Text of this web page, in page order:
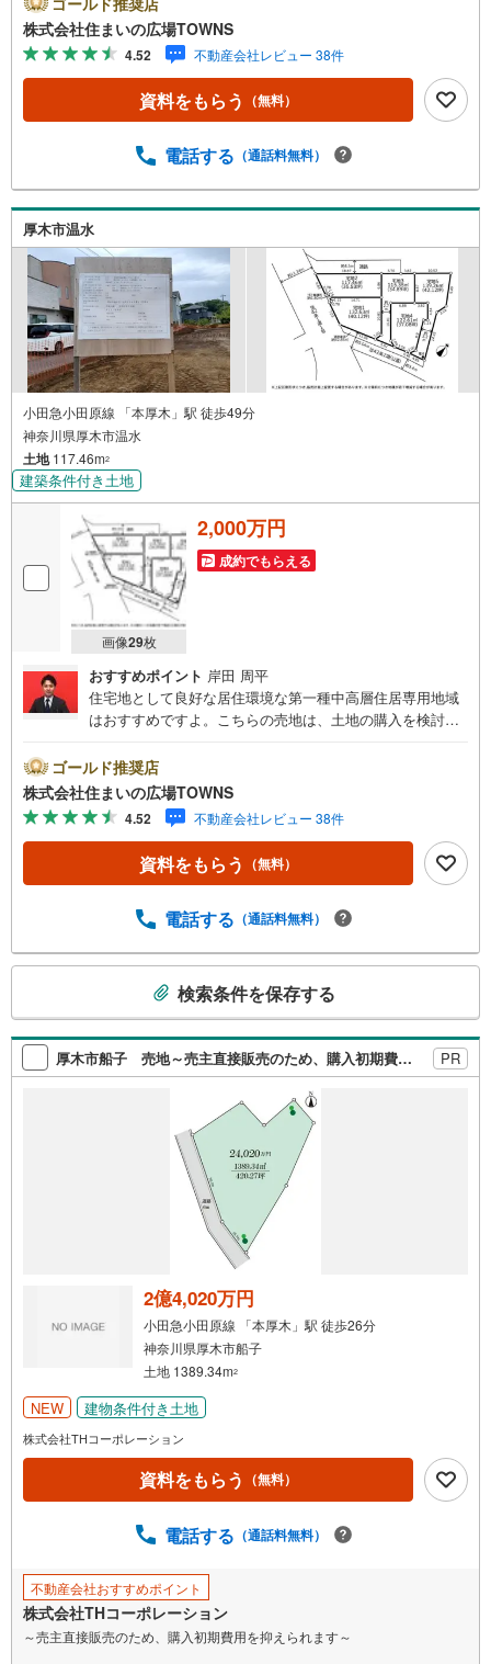
地域。【年中無休/9:00～21:00】人気物件は特にお問い合
わせが集中するため、お早めにお電話下さい。「室内・現
地を見学する」ボタンよりご予約頂くとご見学がスムーズ
です。■その他、各種ご相談も承っております。○住宅ロー
ンのご相談○ライフプランのシミュレーション■住まいの広
お客様に合った物件をご紹介させて頂きます！ /他社様掲載
さい♪駐車場もございますので、お車でのお越しも大歓迎
株式会社住まいの広場TOWNS
4.52 不動産会社レビュー 38件
資料をもらう （無料）
電話する （通話料無料）
厚木市温水
小田急小田原線 「本厚木」駅 徒歩49分
神奈川県厚木市温水
土地117.46m2
建築条件付き土地
画像29枚
2,000万円
成約でもらえる
おすすめポイント 岸田 周平
住宅地として良好な居住環境な第一種中高層住居専用地域
はおすすめですよ。こちらの売地は、土地の購入を検討さ
っと満足して頂ける住宅用地です。ぜひご覧ください。土
地面積は117.46平米（公簿）あります。【年中無休/9:00～
21:00】人気物件は特にお問い合わせが集中するため、お早
めにお電話下さい。「室内・現地を見学する」ボタンより
ご予約頂くとご見学がスムーズです。■その他、各種ご相談
も承っております。○住宅ローンのご相談○ライフプランの
豊富なスタッフが親身になってお客様に合った物件をご紹
すのでお気軽にお問い合わせ下さい♪駐車場もございます
ので、お車でのお越しも大歓迎です！
ゴールド推奨店
株式会社住まいの広場TOWNS
4.52 不動産会社レビュー 38件
資料をもらう （無料）
電話する （通話料無料）
検
索
条
マ
イ
ペ
ジ
存
す
検索条件を保存する
厚木市船子 売地～売主直接販売のため、購入初期費用を抑えられます～ PR
2億4,020万円
小田急小田原線 「本厚木」駅 徒歩26分
神奈川県厚木市船子
土地 1389.34m2
NEW 建物条件付き土地
株式会社THコーポレーション
資料をもらう （無料）
電話する （通話料無料）
不動産会社おすすめポイント
株式会社THコーポレーション
～売主直接販売のため、購入初期費用を抑えられます～